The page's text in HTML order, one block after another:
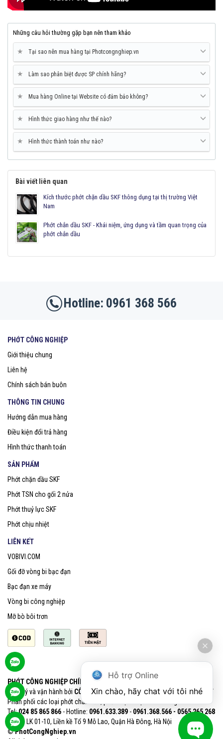
Những câu hỏi thường gặp bạn nên tham khảo
★ Tại sao nên mua hàng tại Photcongnghiep.vn
★ Làm sao phân biệt được SP chính hãng?
★ Mua hàng Online tại Website có đảm bảo không?
★ Hình thức giao hàng như thế nào?
★ Hình thức thành toán như nào?
Bài viết liên quan
Kích thước phớt chặn dầu SKF thông dụng tại thị trường Việt
Nam
Phớt chắn dầu SKF - Khái niệm, ứng dụng và tầm quan trọng của
phớt chắn dầu
0961 368 566
PHỚT CÔNG NGHIỆP
Giới thiệu chung
Liên hệ
Chính sách bán buôn
THÔNG TIN CHUNG
Hướng dẫn mua hàng
Điều kiện đổi trả hàng
Hình thức thanh toán
SẢN PHẨM
Phớt chặn dầu SKF
Phớt TSN cho gối 2 nửa
Phớt thuỷ lực SKF
Phớt chịu nhiệt
LIÊN KẾT
VOBIVI.COM
Gối đỡ vòng bi bạc đạn
Bạc đạn xe máy
Vòng bi công nghiệp
Mỡ bò bôi trơn
PHỚT CÔNG NGHIỆP CHÍNH HÃNG SKF
Quản lý và vận hành bởi CÔNG TY CỔ PHẦN VOBIVI - Đại lý uỷ quyền SKF
Phân phối các loại phớt chắn dầu, phớt chịu nhiệt chính hãng SKF
Tel:024 85 865 866 - Hotline: 0961.633.389​ - 0961.368.566 - 0565 265 268​
VPGD: LK 01-10, Liền kề Tổ 9 Mỗ Lao, Quận Hà Đông, Hà Nội
© PhotCongNghiep.vn
Hỗ trợ Online
Xin chào, hãy chat với tôi nhé